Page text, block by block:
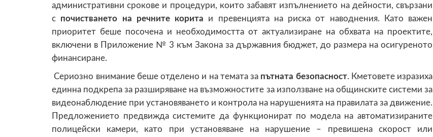
административни срокове и процедури, които забавят изпълнението на дейности, свързани
с почистването на речните корита и превенцията на риска от наводнения. Като важен
приоритет беше посочена и необходимостта от актуализиране на обхвата на проектите,
включени в Приложение № 3 към Закона за държавния бюджет, до размера на осигуреното
финансиране.
Сериозно внимание беше отделено и на темата за пътната безопасност. Кметовете изразиха
единна подкрепа за разширяване на възможностите за използване на общинските системи за
видеонаблюдение при установяването и контрола на нарушенията на правилата за движение.
Предложението предвижда системите да функционират по модела на автоматизираните
полицейски камери, като при установяване на нарушение – превишена скорост или